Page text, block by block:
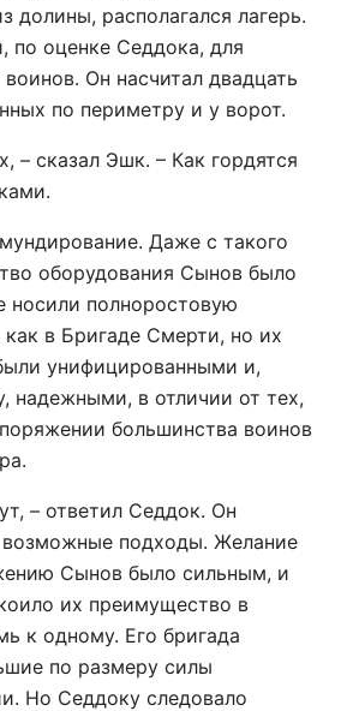
долины, располагался лагерь.
по оценке Седдока, для
Он насчитал двадцать
по периметру и у ворот.
– сказал Эшк. – Как гордятся
Даже с такого
оборудования Сынов было
носили полноростовую
в Бригаде Смерти, но их
унифицированными и,
надежными, в отличии от тех,
большинства воинов
– ответил Седдок. Он
возможные подходы. Желание
Сынов было сильным, и
их преимущество в
к одному. Его бригада
по размеру силы
Но Седдоку следовало